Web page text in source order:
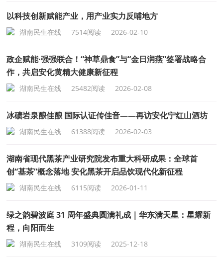
以科技创新赋能产业，用产业实力反哺地方
湖南民生在线 7514阅读 2026-02-10
政企赋能·强强联合！“神草鼎食”与“金日润燕”签署战略合
作，共启安化黄精大健康新征程
湖南民生在线 25482阅读 2026-02-08
冰碛岩泉酿佳酿 国际认证传佳音——再访安化宁红山酒坊
湖南民生在线 61388阅读 2026-02-03
湖南省现代黑茶产业研究院发布重大科研成果：全球首
创“基茶”概念落地 安化黑茶开启品饮现代化新征程
湖南民生在线 6115阅读 2026-01-11
绿之韵碧波庭 31 周年盛典圆满礼成｜华东满天星：星耀新
程，向阳而生
湖南民生在线 3109阅读 2025-12-18